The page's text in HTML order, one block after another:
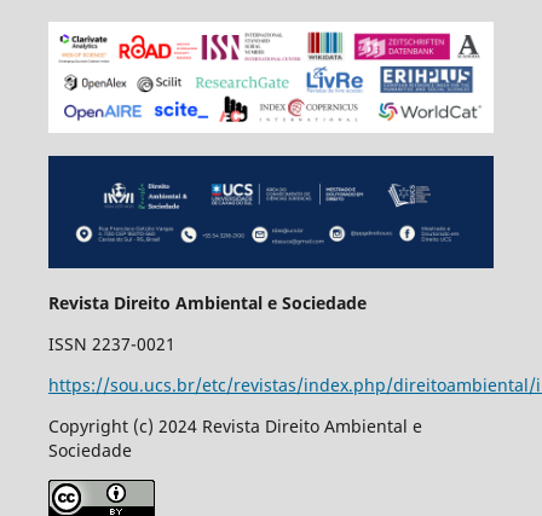
Revista Direito Ambiental e Sociedade
ISSN 2237-0021
https://sou.ucs.br/etc/revistas/index.php/direitoambiental/
Copyright (c) 2024 Revista Direito Ambiental e
Sociedade